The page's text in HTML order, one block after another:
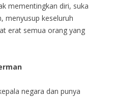
mementingkan diri, suka
menyusup keseluruh
erat semua orang yang
negara dan punya